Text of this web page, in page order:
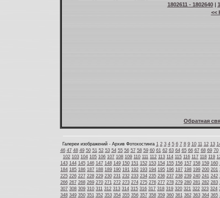
1802611 - 1802640|
<<
Обратная
Галереи изображений - Архив Фотохостинга 1 2 3 4 5 6 7 8 9 10 11 12 13
46 47 48 49 50 51 52 53 54 55 56 57 58 59 60 61 62 63 64 65 66 67 68 69 70
102 103 104 105 106 107 108 109 110 111 112 113 114 115 116 117 118 119
143 144 145 146 147 148 149 150 151 152 153 154 155 156 157 158 159 160
184 185 186 187 188 189 190 191 192 193 194 195 196 197 198 199 200 201
225 226 227 228 229 230 231 232 233 234 235 236 237 238 239 240 241 242
266 267 268 269 270 271 272 273 274 275 276 277 278 279 280 281 282 283
307 308 309 310 311 312 313 314 315 316 317 318 319 320 321 322 323 324
348 349 350 351 352 353 354 355 356 357 358 359 360 361 362 363 364 365